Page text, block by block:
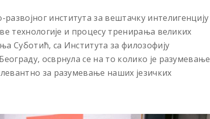
института за вештачку интелигенцију
технологије и процесу тренирања великих
Суботић, са Института за филозофију
осврнула се на то колико је разумевање
за разумевање наших језичких